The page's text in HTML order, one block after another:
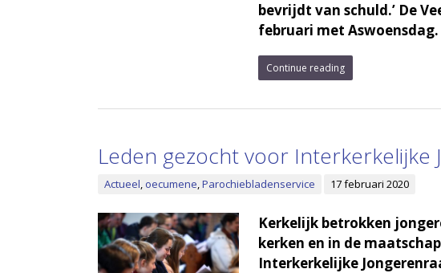
bevrijdt van schuld.’ De
februari met Aswoensdag.
Continue reading
Leden gezocht voor Interkerkelijke
Actueel, oecumene,Parochiebladenservice 17 februari 2020
Kerkelijk betrokken
kerken en in de
Interkerkelijke